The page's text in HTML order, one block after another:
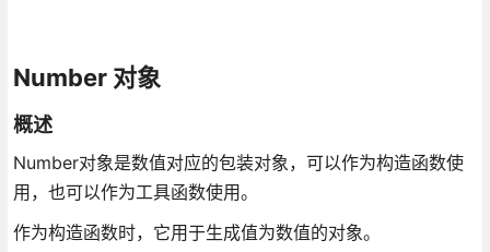
Number 对象
概述
Number对象是数值对应的包装对象，可以作为构造函数使
用，也可以作为工具函数使用。
作为构造函数时，它用于生成值为数值的对象。